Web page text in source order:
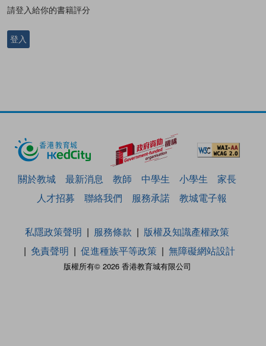
請登入給你的書籍評分
登入
關於教城 最新消息 教師 中學生 小學生
家長
人才招募
聯絡我們 服務承諾 教城電子報
版權所有© 2026 香港教育城有限公司
私隱政策聲明 服務條款
版權及知識產權政策
免責聲明
促進種族平等政策 無障礙網站設計